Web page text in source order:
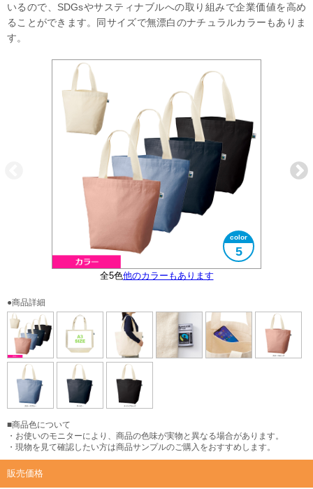
いるので、SDGsやサスティナブルへの取り組みで企業価値を高め
ることができます。同サイズで無漂白のナチュラルカラーもありま
す。
全5色他のカラーもあります
5
A3サイズ対応
大きさイメージ
フェアトレード認証ラベル付き
便利な内ポケット付き
●商品詳細
■商品色について
・お使いのモニターにより、商品の色味が実物と異なる場合があります。
・現物を見て確認したい方は商品サンプルのご購入をおすすめします。
販売価格